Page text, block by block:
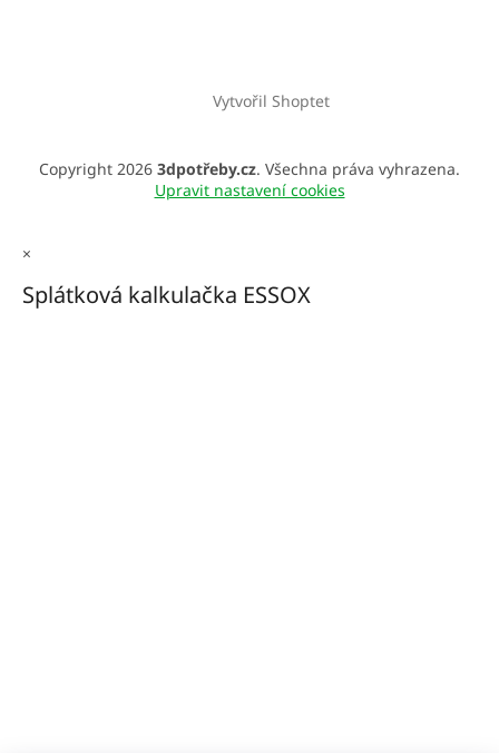
Vytvořil Shoptet
Copyright 2026 3dpotřeby.cz. Všechna práva vyhrazena.
Upravit nastavení cookies
×
Splátková kalkulačka ESSOX